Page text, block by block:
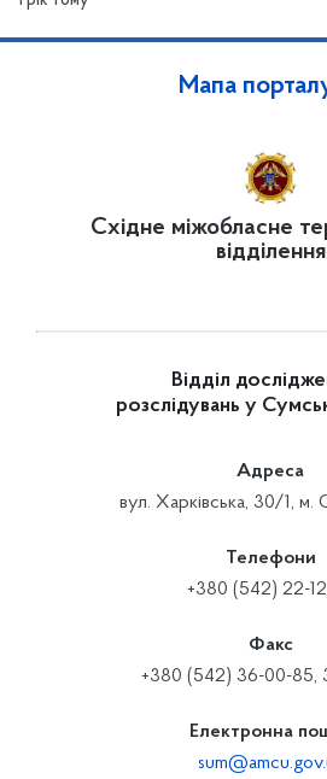
Мапа
Східне міжобласне
відділення
Відділ
розслідувань у
Адреса
вул. Харківська, 30/1, м.
Телефони
+380 (542) 22-
Факс
+380 (542) 36-00-85,
Електронна